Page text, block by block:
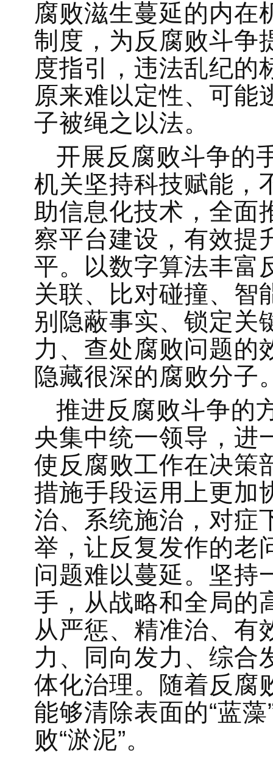
腐败滋生蔓延的内在
制度，为反腐败斗争
度指引，违法乱纪的
原来难以定性、可能
子被绳之以法。
开展反腐败斗争的
机关坚持科技赋能，
助信息化技术，全面
察平台建设，有效提
平。以数字算法丰富
关联、比对碰撞、智
别隐蔽事实、锁定关
力、查处腐败问题的
隐藏很深的腐败分子
推进反腐败斗争的
央集中统一领导，进
使反腐败工作在决策
措施手段运用上更加
治、系统施治，对症
举，让反复发作的老
问题难以蔓延。坚持
手，从战略和全局的
从严惩、精准治、有
力、同向发力、综合
体化治理。随着反腐
能够清除表面的“蓝
败“淤泥”。